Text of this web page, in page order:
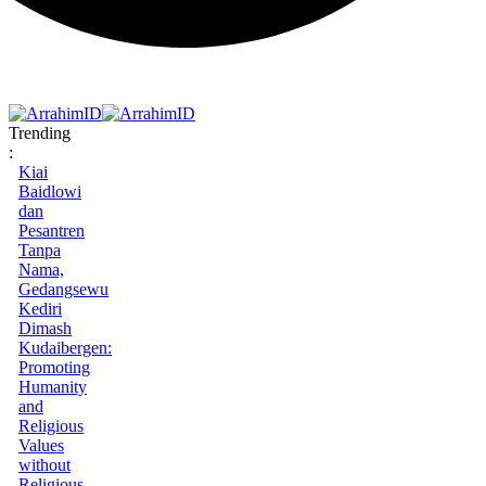
Trending
:
Kiai
Baidlowi
dan
Pesantren
Tanpa
Nama,
Gedangsewu
Kediri
Dimash
Kudaibergen:
Promoting
Humanity
and
Religious
Values
without